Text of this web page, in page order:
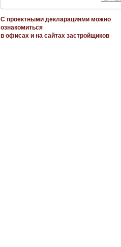
С проектными декларациями можно
ознакомиться
в офисах и на сайтах застройщиков